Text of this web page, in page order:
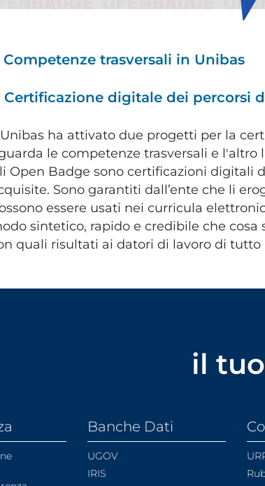
Competenze trasversali in Unibas
Certificazione digitale dei percorsi
ha attivato due progetti per la
le competenze trasversali e
Open Badge sono certificazioni digitali
Sono garantiti dall’ente che li
essere usati nei curricula
sintetico, rapido e credibile che cosa
quali risultati ai datori di lavoro di tutto
il
Banche Dati
UGOV
IRIS